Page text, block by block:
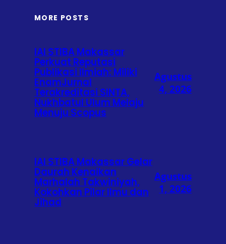
MORE POSTS
IAI STIBA Makassar
Perkuat Reputasi
Publikasi Ilmiah: Miliki
EnamJurnal
Terakreditasi SINTA,
Nukhbatul Ulum Melaju
Menuju Scopus
Agustus
4, 2026
IAI STIBA Makassar Gelar
Daurah Kenaikan
Marhalah Takwiniyah,
Kokohkan Pilar Ilmu dan
Jihad
Agustus
1, 2026